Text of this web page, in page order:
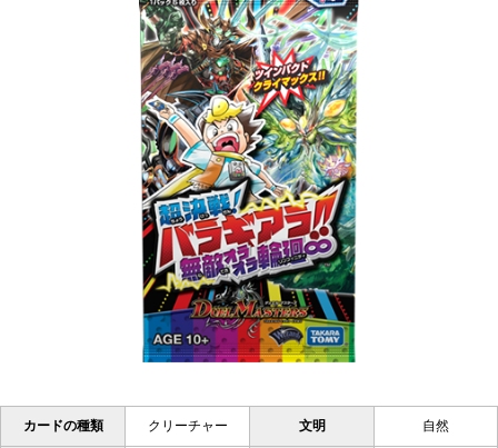
カードの種類 クリーチャー 文明 自然